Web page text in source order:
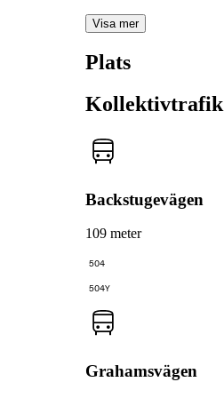
Visa mer
Plats
Kollektivtrafik
Backstugevägen
109 meter
504
504Y
Grahamsvägen